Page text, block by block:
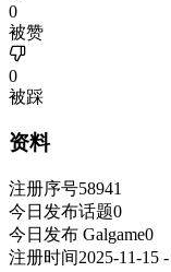
0
被赞
0
被踩
资料
注册序号58941
今日发布话题0
今日发布 Galgame0
注册时间2025-11-15